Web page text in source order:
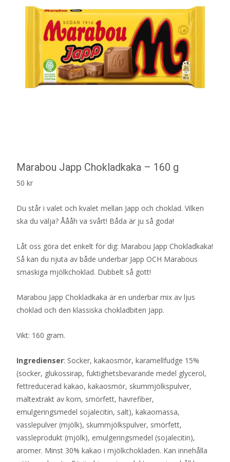
Marabou Japp Chokladkaka – 160 g
50 kr
Du står i valet och kvalet mellan Japp och choklad. Vilken
ska du välja? Åååh va svårt! Båda är ju så goda!
Låt oss göra det enkelt för dig: Marabou Japp Chokladkaka!
Så kan du njuta av både underbar Japp OCH Marabous
smaskiga mjölkchoklad. Dubbelt så gott!
Marabou Japp Chokladkaka är en underbar mix av ljus
choklad och den klassiska chokladbiten Japp.
Vikt: 160 gram.
Ingredienser: Socker, kakaosmör, karamellfudge 15%
(socker, glukossirap, fuktighetsbevarande medel glycerol,
fettreducerad kakao, kakaosmör, skummjölkspulver,
maltextrakt av korn, smörfett, havrefiber,
emulgeringsmedel sojalecitin, salt), kakaomassa,
vasslepulver (mjölk), skummjölkspulver, smörfett,
vassleprodukt (mjölk), emulgeringsmedel (sojalecitin),
aromer. Minst 30% kakao i mjölkchokladen. Kan innehålla